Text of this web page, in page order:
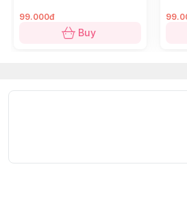
diễu hành nhân kỷ niệm 50 năm
và Thống nhất đất nước Việt Nam
của họ. Ở đây, khối Sĩ quan Hải
thắng” là truyền thống vẻ vang
99.000đ
Buy